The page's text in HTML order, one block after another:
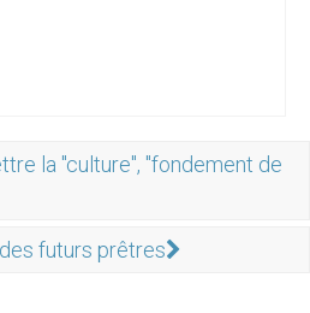
la "culture", "fondement de
futurs prêtres